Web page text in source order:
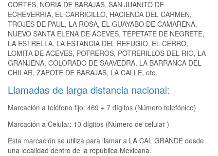
CORTES, NORIA DE BARAJAS, SAN JUANITO DE
ECHEVERRIA, EL CARRICILLO, HACIENDA DEL CARMEN,
TROJES DE PAUL, LA ROSA, EL GUAYABO DE CAMARENA,
NUEVO SANTA ELENA DE ACEVES, TEPETATE DE NEGRETE,
LA ESTRELLA, LA ESTANCIA DEL REFUGIO, EL CERRO,
LOMITA DE ACEVES, POTREROS, POTRERILLOS DEL RIO, LA
GRANJENA, COLORADO DE SAAVEDRA, LA BARRANCA DEL
CHILAR, ZAPOTE DE BARAJAS, LA CALLE, etc.
Llamadas de larga distancia nacional:
Marcación a teléfono fijo: 469 + 7 dígitos (Número telefónico)
Marcación a Celular: 10 dígitos (Número de celular )
Esta marcación se utiliza para llamar a LA CAL GRANDE desde
una localidad dentro de la republica Mexicana.